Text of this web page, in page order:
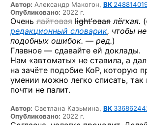
Автор: Александр Макогон, ВК
Опубликовано: 2022 г.
Очень лайтовая light’овая лёгкая. (
редакционный словарик, чтобы
подобных ошибок. — ред.)
Главное — сдавайте ей доклады.
Нам «автоматы» не ставила, а
на зачёте подобие КоР, которую
умении можно легко списать, так
почти не палит.
Автор: Светлана Казьмина, ВК
Опубликовано: 2022 г.